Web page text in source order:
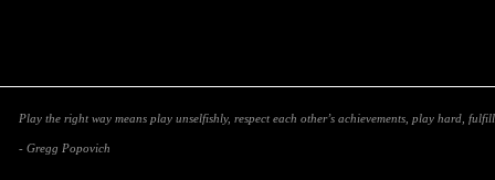
Play the right way means play unselfishly, respect each other’s achievements, play hard,
- Gregg Popovich